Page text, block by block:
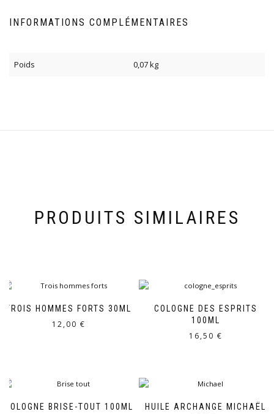
INFORMATIONS COMPLÉMENTAIRES
Poids 0,07 kg
PRODUITS SIMILAIRES
TROIS HOMMES FORTS 30ML
12,00 €
COLOGNE DES ESPRITS
100ML
16,50 €
COLOGNE BRISE-TOUT 100ML
HUILE ARCHANGE MICHAËL